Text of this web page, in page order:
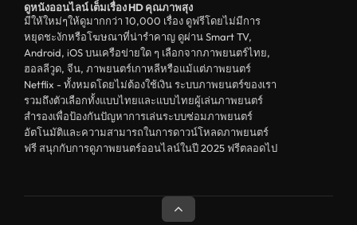
ดูหนังออนไลน์ เต็มเรื่อง HD คุณภาพสุง
มีให้ใหม่ๆให้ดูมากกว่า 10,000 เรื่อง ดูฟรีโดยไม่มีการ
หยุดชะงักหรือโฆษณาที่น่ารำคาญ ดูผ่าน Smart TV,
Android, iOS บนเครือข่ายใด ๆ เลือกจากภาพยนตร์ไทย,
ฮอลลีวูด, จีน, ภาพยนตร์เกาหลีหรือแม้แต่ภาพยนตร์
Netflix - ทั้งหมดโดยไม่ต้องใช้เงิน ระบบภาพยนตร์ของเรา
รวมถึงตัวเลือกทั้งแบบไทยและแบบไทยผู้เล่นภาพยนตร์
สำรองเพื่อป้องกันปัญหาการเล่นระบบซ่อมภาพยนตร์
อัตโนมัติและความสามารถในการดาวน์โหลดภาพยนตร์
ฟรี สนุกกับการดูภาพยนตร์ออนไลน์ในปี 2025 ฟรีตลอดไป